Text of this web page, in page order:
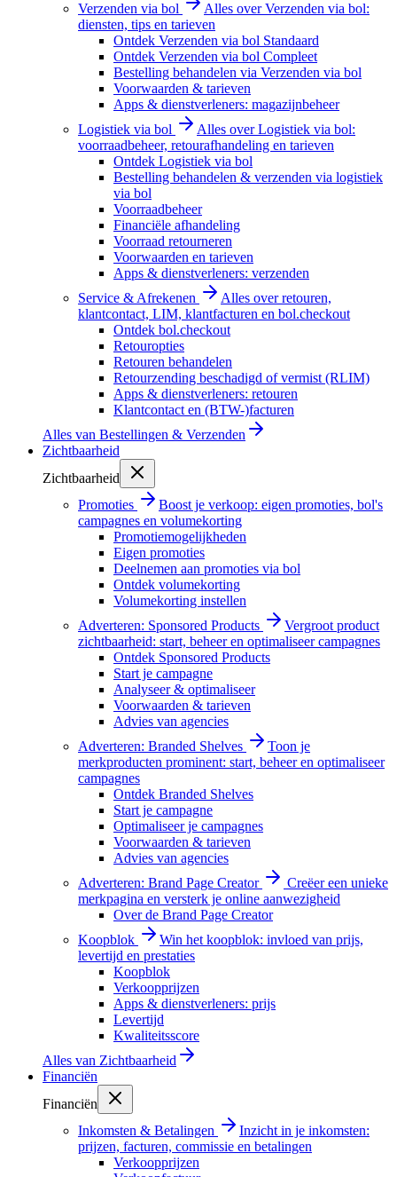
Verzenden via bol
Alles over Verzenden via bol:
diensten, tips en tarieven
Ontdek Verzenden via bol Standaard
Ontdek Verzenden via bol Compleet
Bestelling behandelen via Verzenden via bol
Voorwaarden & tarieven
Apps & dienstverleners: magazijnbeheer
Logistiek via bol
Alles over Logistiek via bol:
voorraadbeheer, retourafhandeling en tarieven
Ontdek Logistiek via bol
Bestelling behandelen & verzenden via logistiek
via bol
Voorraadbeheer
Financiële afhandeling
Voorraad retourneren
Voorwaarden en tarieven
Apps & dienstverleners: verzenden
Service & Afrekenen
Alles over retouren,
klantcontact, LIM, klantfacturen en bol.checkout
Ontdek bol.checkout
Retouropties
Retouren behandelen
Retourzending beschadigd of vermist (RLIM)
Apps & dienstverleners: retouren
Klantcontact en (BTW-)facturen
Alles van Bestellingen & Verzenden
Zichtbaarheid
Zichtbaarheid
Promoties
Boost je verkoop: eigen promoties, bol's
campagnes en volumekorting
Promotiemogelijkheden
Eigen promoties
Deelnemen aan promoties via bol
Ontdek volumekorting
Volumekorting instellen
Adverteren: Sponsored Products
Vergroot product
zichtbaarheid: start, beheer en optimaliseer campagnes
Ontdek Sponsored Products
Start je campagne
Analyseer & optimaliseer
Voorwaarden & tarieven
Advies van agencies
Adverteren: Branded Shelves
Toon je
merkproducten prominent: start, beheer en optimaliseer
campagnes
Ontdek Branded Shelves
Start je campagne
Optimaliseer je campagnes
Voorwaarden & tarieven
Advies van agencies
Adverteren: Brand Page Creator
Creëer een unieke
merkpagina en versterk je online aanwezigheid
Over de Brand Page Creator
Koopblok
Win het koopblok: invloed van prijs,
levertijd en prestaties
Koopblok
Verkoopprijzen
Apps & dienstverleners: prijs
Levertijd
Kwaliteitsscore
Alles van Zichtbaarheid
Financiën
Financiën
Inkomsten & Betalingen
Inzicht in je inkomsten:
prijzen, facturen, commissie en betalingen
Verkoopprijzen